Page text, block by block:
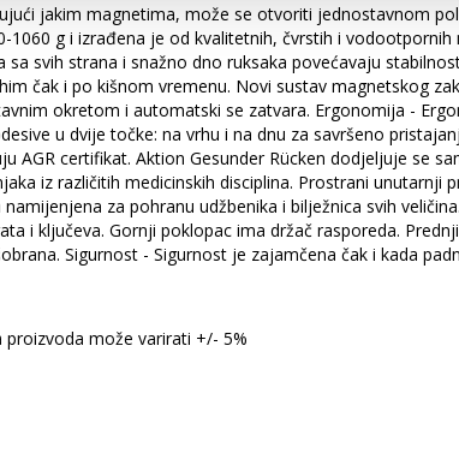
jakim magnetima, može se otvoriti jednostavnom
g i izrađena je od kvalitetnih, čvrstih i
svih strana i snažno dno ruksaka povećavaju
čak i po kišnom vremenu. Novi sustav magnetskog
okretom i automatski se zatvara. Ergonomija -
u dvije točke: na vrhu i na dnu za savršeno
AGR certifikat. Aktion Gesunder Rücken dodjeljuje se
iz različitih medicinskih disciplina. Prostrani unutarnji
za pohranu udžbenika i bilježnica svih
i ključeva. Gornji poklopac ima držač rasporeda.
Sigurnost - Sigurnost je zajamčena čak i kada
proizvoda može varirati +/- 5%